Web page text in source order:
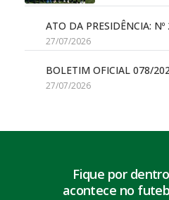
ATO DA PRESIDÊNCIA:
27/07/2026
BOLETIM OFICIAL 078/
27/07/2026
Fique por
acontece no